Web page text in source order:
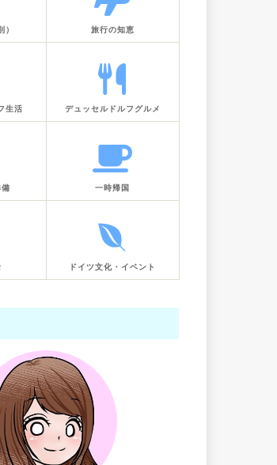
） 旅行の知恵
生活 デュッセルドルフグルメ
備 一時帰国
ドイツ文化・イベント